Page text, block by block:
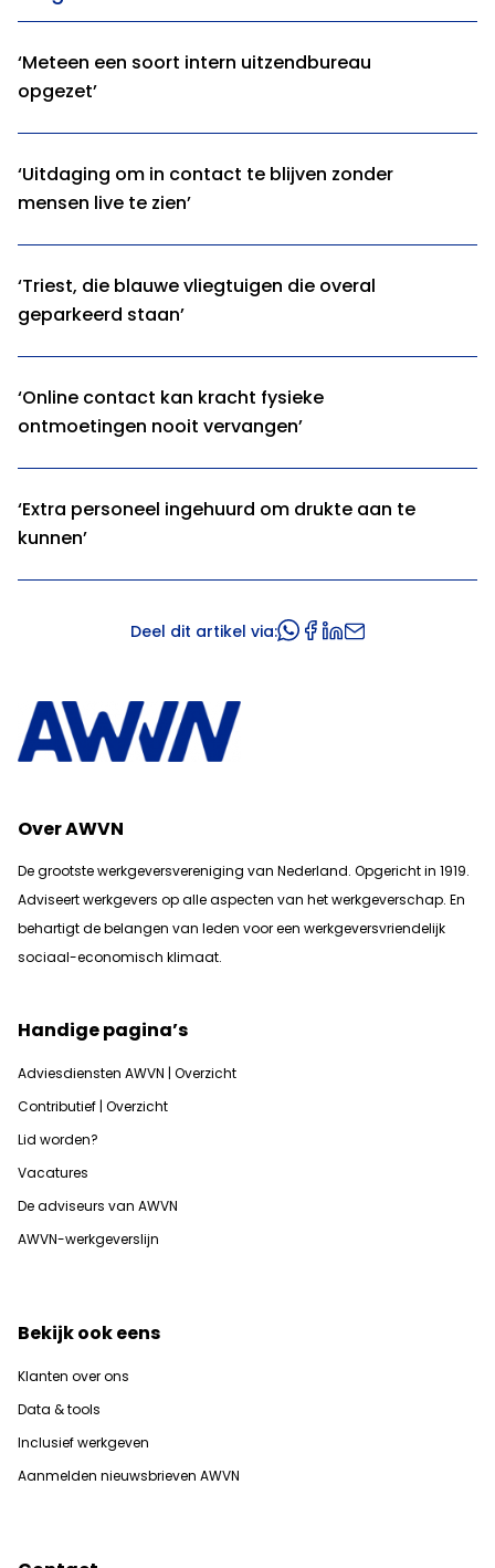
‘Meteen een soort intern uitzendbureau
opgezet’
‘Uitdaging om in contact te blijven zonder
mensen live te zien’
‘Triest, die blauwe vliegtuigen die overal
geparkeerd staan’
‘Online contact kan kracht fysieke
ontmoetingen nooit vervangen’
‘Extra personeel ingehuurd om drukte aan te
kunnen’
Deel dit artikel via:
Over AWVN
De grootste werkgeversvereniging van Nederland. Opgericht in 1919.
Adviseert werkgevers op alle aspecten van het werkgeverschap. En
behartigt de belangen van leden voor een werkgeversvriendelijk
sociaal-economisch klimaat.
Handige pagina’s
Adviesdiensten AWVN | Overzicht
Contributief | Overzicht
Lid worden?
Vacatures
De adviseurs van AWVN
AWVN-werkgeverslijn
Bekijk ook eens
Klanten over ons
Data & tools
Inclusief werkgeven
Aanmelden nieuwsbrieven AWVN